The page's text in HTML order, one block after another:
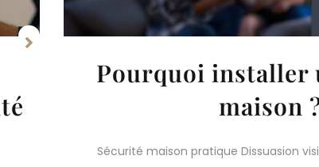
Comment installer
biométrique
En bref, l’essentiel des serrures